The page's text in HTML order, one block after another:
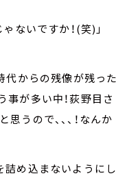
ないですか！(笑)」
代からの残像が残った
事が多い中！荻野目さ
うので、、、！なんか
詰め込まないようにし